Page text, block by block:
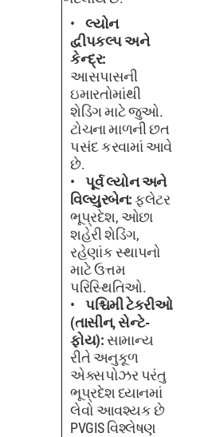
લ્યોન
દ્વીપકલ્પ અને
કેન્દ્ર:
આસપાસની
ઇમારતોમાંથી
શેડિંગ માટે જુઓ.
ટોચના માળની છત
પસંદ કરવામાં આવે
છે.
પૂર્વ લ્યોન અને
વિલ્યુરબેન:ફ્લેટર
ભૂપ્રદેશ, ઓછા
શહેરી શેડિંગ,
રહેણાંક સ્થાપનો
માટે ઉત્તમ
પરિસ્થિતિઓ.
પશ્ચિમી ટેકરીઓ
(તાસીન, સેન્ટે-
ફોય):સામાન્ય
રીતે અનુકૂળ
એક્સપોઝર પરંતુ
ભૂપ્રદેશ ધ્યાનમાં
લેવો આવશ્યક છે
PVGIS વિશ્લેષણ